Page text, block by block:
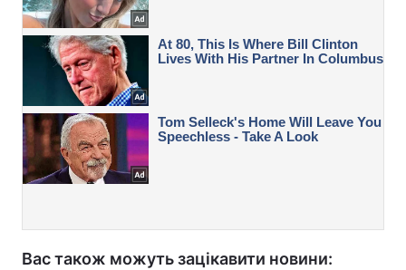
Вас також можуть зацікавити новини: